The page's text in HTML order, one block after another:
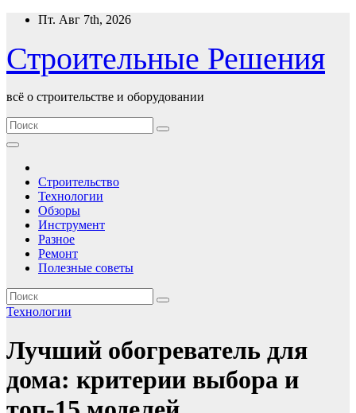
Перейти
содержимому
Пт. Авг 7th, 2026
Строительные Решения
всё о строительстве и оборудовании
Строительство
Технологии
Обзоры
Инструмент
Разное
Ремонт
Полезные советы
Технологии
Лучший обогреватель для
дома: критерии выбора и